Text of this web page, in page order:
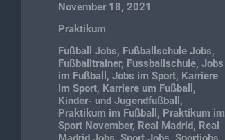
November 18, 2021
Praktikum
Fußball Jobs, Fußballschule Jobs,
Fußballtrainer, Fussballschule,Jobs
im Fußball ,Jobs im Sport, Karriere
im Sport, Karriere um Fußball ,
Kinder- und Jugendfußball ,
Praktikum im Fußball , Praktikum im
Sport November, Real Madrid, Real